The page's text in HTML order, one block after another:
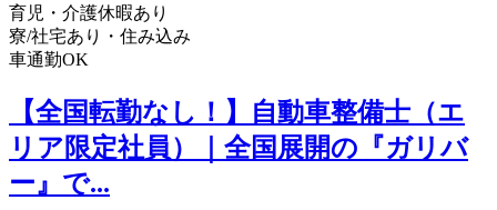
育児・介護休暇あり
寮/社宅あり・住み込み
車通勤OK
【全国転勤なし！】自動車整備士（エ
リア限定社員）｜全国展開の『ガリバ
ー』で...